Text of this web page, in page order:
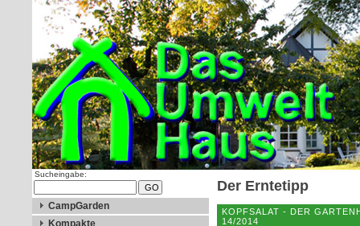
Sucheingabe:
CampGarden
Kompakte
Der Erntetipp
KOPFSALAT - DER
14/2014